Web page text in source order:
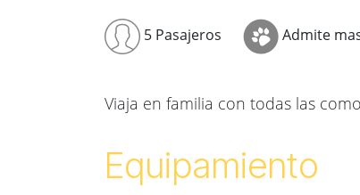
5 Pasajeros Admite
Viaja en familia con todas las
Equipamiento